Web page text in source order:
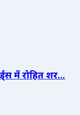
में रोहित शर...